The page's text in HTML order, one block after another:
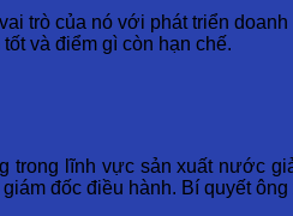
trò của nó với phát triển
và điểm gì còn hạn chế.
lĩnh vực sản xuất nước
đốc điều hành. Bí quyết